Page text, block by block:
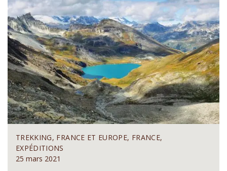
TREKKING, FRANCE ET EUROPE, FRANCE,
EXPÉDITIONS
25 mars 2021